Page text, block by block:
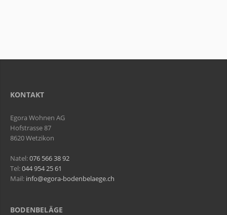
KONTAKT
Egora Wohnen AG
Hofstrasse 87
8620 Wetzikon
Natel:076 566 38 92
Tel:044 954 25 61
Mail: info@egora-bodenbelaege.ch
BODENBELÄGE